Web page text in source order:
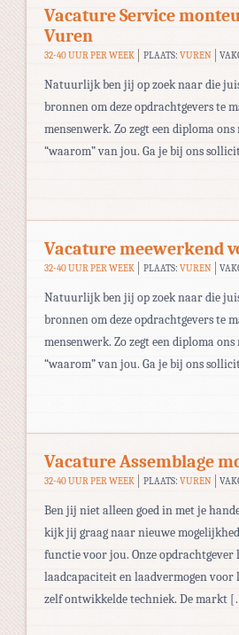
Vacature Service
Vuren
32-40 UUR PER WEEK PLAATS: VUREN
Natuurlijk ben jij op zoek naar die
bronnen om deze opdrachtgevers te
mensenwerk. Zo zegt een diploma
“waarom” van jou. Ga je bij ons
Vacature meewerkend
32-40 UUR PER WEEK PLAATS: VUREN
Natuurlijk ben jij op zoek naar die
bronnen om deze opdrachtgevers te
mensenwerk. Zo zegt een diploma
“waarom” van jou. Ga je bij ons
Vacature Assemblage
32-40 UUR PER WEEK PLAATS: VUREN
Ben jij niet alleen goed in met je
kijk jij graag naar nieuwe
functie voor jou. Onze opdrachtgever
laadcapaciteit en laadvermogen voor
zelf ontwikkelde techniek. De markt